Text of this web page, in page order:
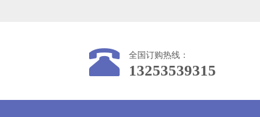
全国订购热线：
13253539315